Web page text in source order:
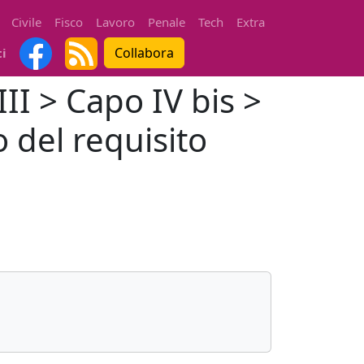
Civile Fisco Lavoro Penale Tech
Extra
Collabora
> Capo IV bis >
del requisito